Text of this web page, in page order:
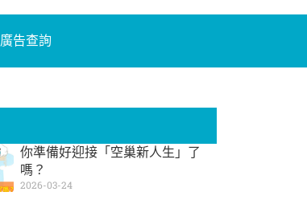
廣告查詢
你準備好迎接「空巢新人生」了
嗎？
2026-03-24